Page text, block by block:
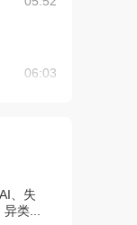
06:03
06:22
、失
类...